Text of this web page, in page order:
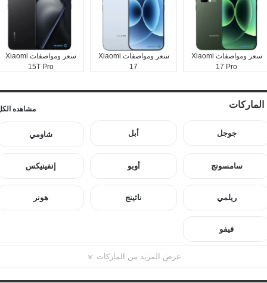
سعر ومواصفات Xiaomi
17 Pro
سعر ومواصفات Xiaomi
17
سعر ومواصفات Xiaomi
15T Pro
الماركات مشاهده
جوجل أبل شاومي
سامسونج أوبو إنفينيكس
ريلمي ناثينج هونر
فيفو
عرض المزيد من الماركات